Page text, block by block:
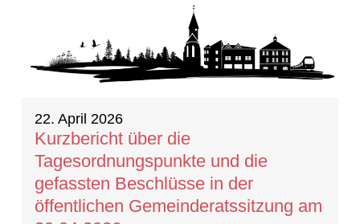
22. April 2026
Kurzbericht über die
Tagesordnungspunkte und die
gefassten Beschlüsse in der
öffentlichen Gemeinderatssitzung am